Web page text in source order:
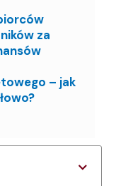
za
– jak